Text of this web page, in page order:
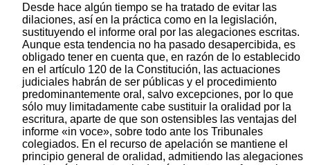
Desde hace algún tiempo se ha tratado de evitar las
dilaciones, así en la práctica como en la legislación,
sustituyendo el informe oral por las alegaciones escritas.
Aunque esta tendencia no ha pasado desapercibida, es
obligado tener en cuenta que, en razón de lo establecido
en el artículo 120 de la Constitución, las actuaciones
judiciales habrán de ser públicas y el procedimiento
predominantemente oral, salvo excepciones, por lo que
sólo muy limitadamente cabe sustituir la oralidad por la
escritura, aparte de que son ostensibles las ventajas del
informe «in voce», sobre todo ante los Tribunales
colegiados. En el recurso de apelación se mantiene el
principio general de oralidad, admitiendo las alegaciones